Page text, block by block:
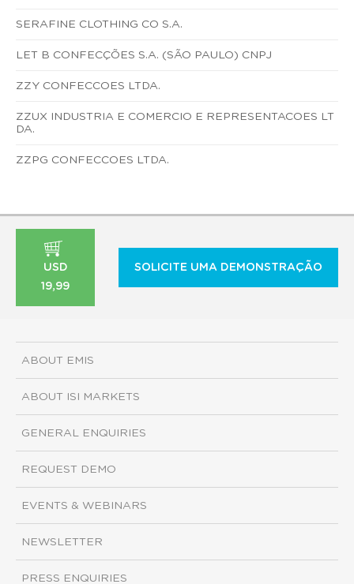
SERAFINE CLOTHING CO S.A.
LET B CONFECÇÕES S.A. (SÃO PAULO) CNPJ
ZZY CONFECCOES LTDA.
ZZUX INDUSTRIA E COMERCIO E REPRESENTACOES LT
DA.
ZZPG CONFECCOES LTDA.
USD
19,99
SOLICITE UMA DEMONSTRAÇÃO
ABOUT EMIS
ABOUT ISI MARKETS
GENERAL ENQUIRIES
REQUEST DEMO
EVENTS & WEBINARS
NEWSLETTER
PRESS ENQUIRIES